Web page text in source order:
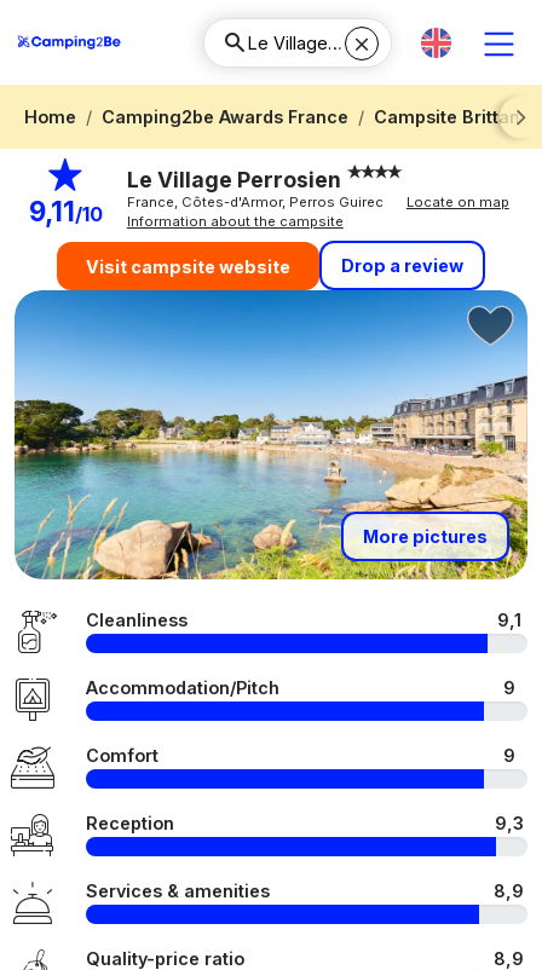
Home Camping2be Awards France
Campsite Brittany
Next
9,11/10
Le Village Perrosien
France, Côtes-d'Armor, Perros Guirec
Locate on map
Information about the campsite
Visit campsite website Drop a review
More pictures
Cleanliness 9,1
Accommodation/Pitch 9
Comfort 9
Reception 9,3
Services & amenities 8,9
Quality-price ratio 8,9